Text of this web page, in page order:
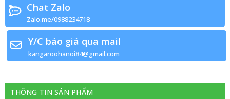
Chat Zalo
Zalo.me/0988234718
Y/C báo giá qua mail
kangaroohanoi84@gmail.com
THÔNG TIN SẢN PHẨM